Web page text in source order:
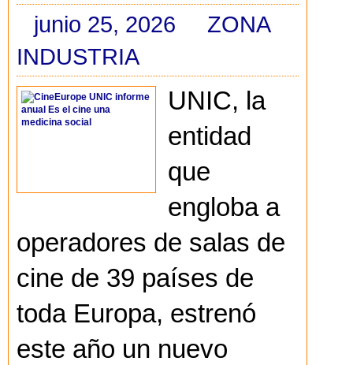
junio 25, 2026
ZONA
INDUSTRIA
UNIC, la
entidad
que
engloba a
operadores de salas de
cine de 39 países de
toda Europa, estrenó
este año un nuevo